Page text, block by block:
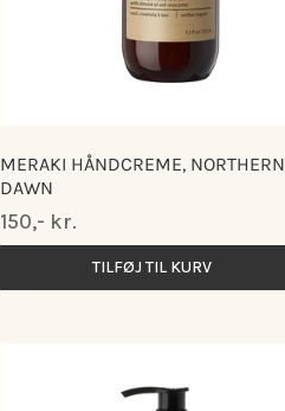
MERAKI HÅNDCREME, NORTHERN
DAWN
Normalpris
150,- kr.
TILFØJ TIL KURV